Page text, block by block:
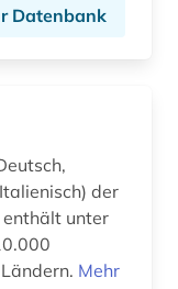
außenhandel mit industriegütern (3)
Datenbank
der
enthält unter
Mehr